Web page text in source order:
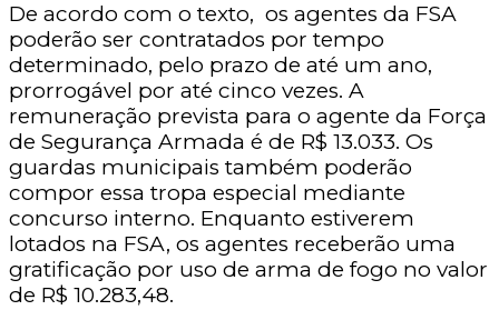
De acordo com o texto, os agentes da FSA
poderão ser contratados por tempo
determinado, pelo prazo de até um ano,
prorrogável por até cinco vezes. A
remuneração prevista para o agente da Força
de Segurança Armada é de R$ 13.033. Os
guardas municipais também poderão
compor essa tropa especial mediante
concurso interno. Enquanto estiverem
lotados na FSA, os agentes receberão uma
gratificação por uso de arma de fogo no valor
de R$ 10.283,48.